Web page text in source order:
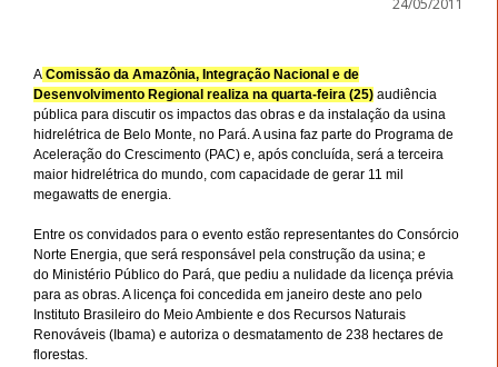
A Comissão da Amazônia, Integração Nacional e de
Desenvolvimento Regional realiza na quarta-feira (25) audiência
pública para discutir os impactos das obras e da instalação da usina
hidrelétrica de Belo Monte, no Pará. A usina faz parte do Programa de
Aceleração do Crescimento (PAC) e, após concluída, será a terceira
maior hidrelétrica do mundo, com capacidade de gerar 11 mil
megawatts de energia.
Entre os convidados para o evento estão representantes do Consórcio
Norte Energia, que será responsável pela construção da usina; e
do Ministério Público do Pará, que pediu a nulidade da licença prévia
para as obras. A licença foi concedida em janeiro deste ano pelo
Instituto Brasileiro do Meio Ambiente e dos Recursos Naturais
Renováveis (Ibama) e autoriza o desmatamento de 238 hectares de
florestas.